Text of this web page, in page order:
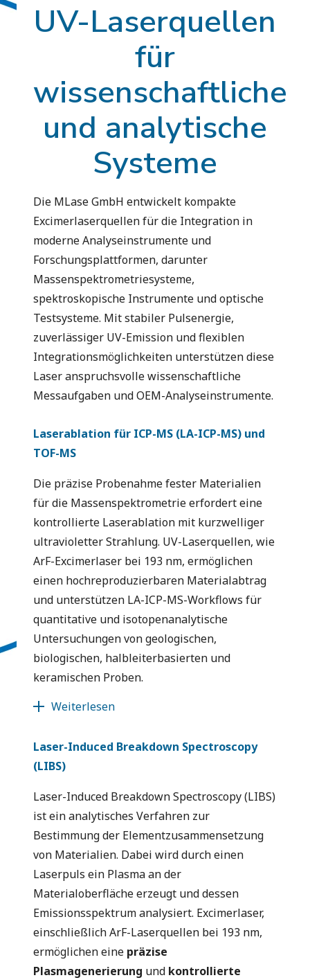
UV-Laserquellen
für
wissenschaftliche
und analytische
Systeme
Die MLase GmbH entwickelt kompakte
Excimerlaserquellen für die Integration in
moderne Analyseinstrumente und
Forschungsplattformen, darunter
Massenspektrometriesysteme,
spektroskopische Instrumente und optische
Testsysteme. Mit stabiler Pulsenergie,
zuverlässiger UV-Emission und flexiblen
Integrationsmöglichkeiten unterstützen diese
Laser anspruchsvolle wissenschaftliche
Messaufgaben und OEM-Analyseinstrumente.
Laserablation für ICP-MS (LA-ICP-MS) und
TOF-MS
Die präzise Probenahme fester Materialien
für die Massenspektrometrie erfordert eine
kontrollierte Laserablation mit kurzwelliger
ultravioletter Strahlung. UV-Laserquellen, wie
ArF-Excimerlaser bei 193 nm, ermöglichen
einen hochreproduzierbaren Materialabtrag
und unterstützen LA-ICP-MS-Workflows für
quantitative und isotopenanalytische
Untersuchungen von geologischen,
biologischen, halbleiterbasierten und
keramischen Proben.
Weiterlesen
Laser-Induced Breakdown Spectroscopy
(LIBS)
Laser-Induced Breakdown Spectroscopy (LIBS)
ist ein analytisches Verfahren zur
Bestimmung der Elementzusammensetzung
von Materialien. Dabei wird durch einen
Laserpuls ein Plasma an der
Materialoberfläche erzeugt und dessen
Emissionsspektrum analysiert. Excimerlaser,
einschließlich ArF-Laserquellen bei 193 nm,
ermöglichen eine präzise
Plasmagenerierung und kontrollierte